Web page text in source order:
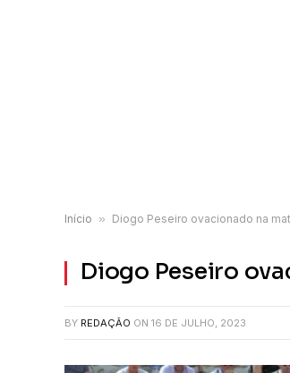
Início » Diogo Peseiro ovacionado na
Diogo Peseiro
BY REDAÇÃO ON 16 DE JULHO, 2023